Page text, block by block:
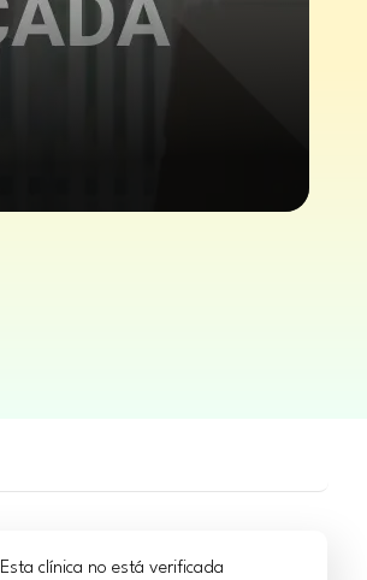
Esta clínica no está verificada